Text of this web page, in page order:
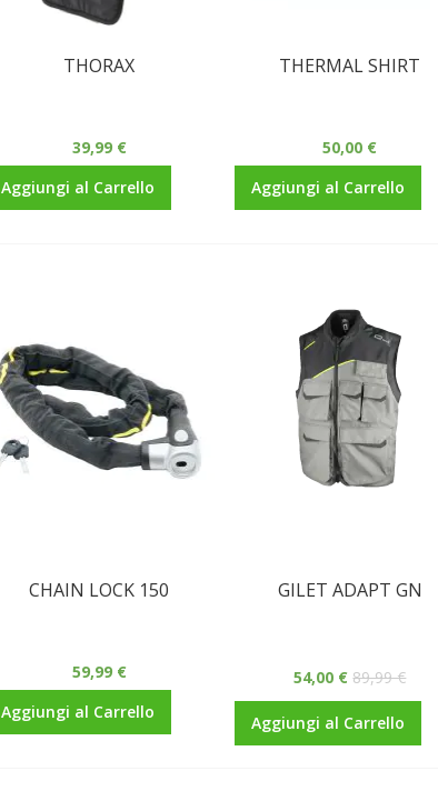
THORAX
39,99 €
Aggiungi al Carrello
THERMAL SHIRT
50,00 €
Aggiungi al Carrello
CHAIN LOCK 150
59,99 €
Aggiungi al Carrello
GILET ADAPT GN
54,00 € 89,99 €
Aggiungi al Carrello